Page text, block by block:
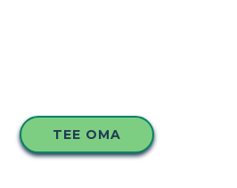
TEE OMA